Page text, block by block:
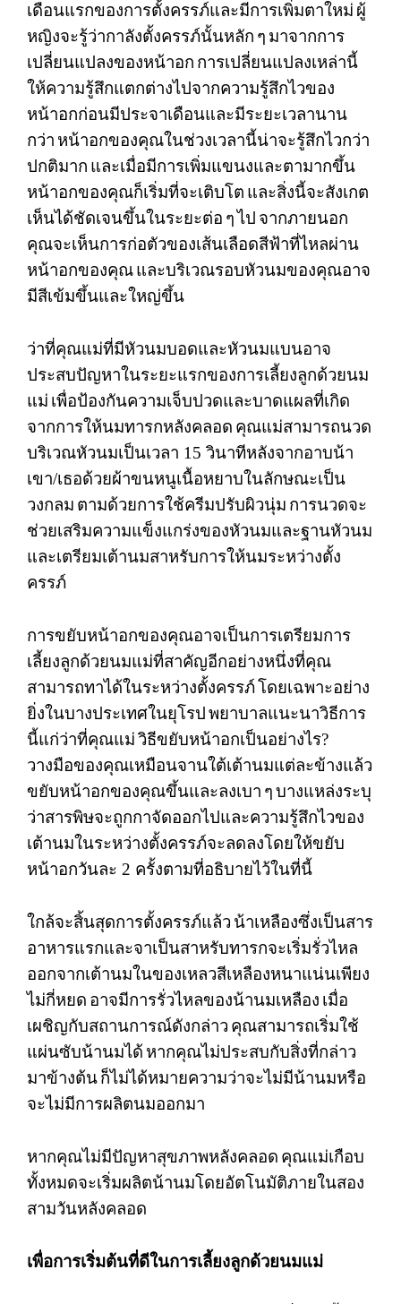
เดือนแรกของการตั้งครรภ์และมีการเพิ่มตาใหม่ ผู้
หญิงจะรู้ว่ากาลังตั้งครรภ์นั้นหลัก ๆ มาจากการ
เปลี่ยนแปลงของหน้าอก การเปลี่ยนแปลงเหล่านี้
ให้ความรู้สึกแตกต่างไปจากความรู้สึกไวของ
หน้าอกก่อนมีประจาเดือนและมีระยะเวลานาน
กว่า หน้าอกของคุณในช่วงเวลานี้น่าจะรู้สึกไวกว่า
ปกติมาก และเมื่อมีการเพิ่มแขนงและตามากขึ้น
หน้าอกของคุณก็เริ่มที่จะเติบโต และสิ่งนี้จะสังเกต
เห็นได้ชัดเจนขึ้นในระยะต่อ ๆไป จากภายนอก
คุณจะเห็นการก่อตัวของเส้นเลือดสีฟ้าที่ไหลผ่าน
หน้าอกของคุณและบริเวณรอบหัวนมของคุณอาจ
มีสีเข้มขึ้นและใหญ่ขึ้น
ว่าที่คุณแม่ที่มีหัวนมบอดและหัวนมแบนอาจ
ประสบปัญหาในระยะแรกของการเลี้ยงลูกด้วยนม
แม่ เพื่อป้องกันความเจ็บปวดและบาดแผลที่เกิด
จากการให้นมทารกหลังคลอด คุณแม่สามารถนวด
บริเวณหัวนมเป็นเวลา 15 วินาทีหลังจากอาบน้า
เขา/เธอด้วยผ้าขนหนูเนื้อหยาบในลักษณะเป็น
วงกลม ตามด้วยการใช้ครีมปรับผิวนุ่ม การนวดจะ
ช่วยเสริมความแข็งแกร่งของหัวนมและฐานหัวนม
และเตรียมเต้านมสาหรับการให้นมระหว่างตั้ง
ครรภ์
การขยับหน้าอกของคุณอาจเป็นการเตรียมการ
เลี้ยงลูกด้วยนมแม่ที่สาคัญอีกอย่างหนึ่งที่คุณ
สามารถทาได้ในระหว่างตั้งครรภ์โดยเฉพาะอย่าง
ยิ่งในบางประเทศในยุโรป พยาบาลแนะนาวิธีการ
นี้แก่ว่าที่คุณแม่วิธีขยับหน้าอกเป็นอย่างไร?
วางมือของคุณเหมือนจานใต้เต้านมแต่ละข้างแล้ว
ขยับหน้าอกของคุณขึ้นและลงเบา ๆบางแหล่งระบุ
ว่าสารพิษจะถูกกาจัดออกไปและความรู้สึกไวของ
เต้านมในระหว่างตั้งครรภ์จะลดลงโดยให้ขยับ
หน้าอกวันละ 2 ครั้งตามที่อธิบายไว้ในที่นี้
ใกล้จะสิ้นสุดการตั้งครรภ์แล้ว น้าเหลืองซึ่งเป็นสาร
อาหารแรกและจาเป็นสาหรับทารกจะเริ่มรั่วไหล
ออกจากเต้านมในของเหลวสีเหลืองหนาแน่นเพียง
ไม่กี่หยด อาจมีการรั่วไหลของน้านมเหลือง เมื่อ
เผชิญกับสถานการณ์ดังกล่าว คุณสามารถเริ่มใช้
แผ่นซับน้านมได้ หากคุณไม่ประสบกับสิ่งที่กล่าว
มาข้างต้นก็ไม่ได้หมายความว่าจะไม่มีน้านมหรือ
จะไม่มีการผลิตนมออกมา
หากคุณไม่มีปัญหาสุขภาพหลังคลอด คุณแม่เกือบ
ทั้งหมดจะเริ่มผลิตน้านมโดยอัตโนมัติภายในสอง
สามวันหลังคลอด
เพื่อการเริ่มต้นที่ดีในการเลี้ยงลูกด้วยนมแม่